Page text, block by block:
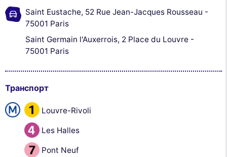
Saint Eustache, 52 Rue Jean-Jacques Rousseau -
75001 Paris
Saint Germain l'Auxerrois, 2 Place du Louvre -
75001 Paris
Транспорт
Louvre-Rivoli
Les Halles
Pont Neuf